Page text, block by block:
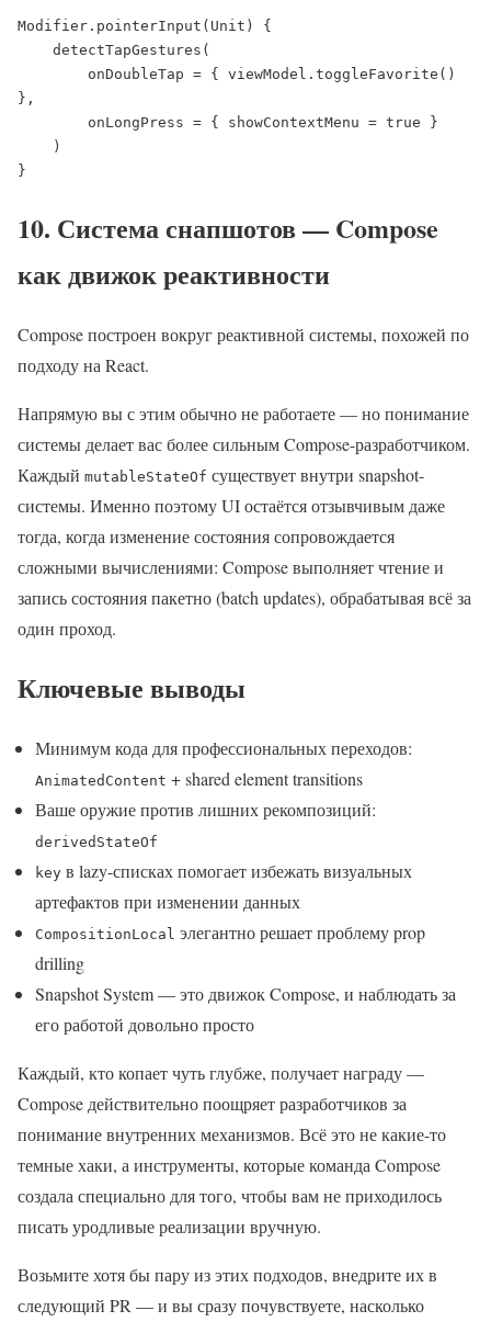
Modifier.pointerInput(Unit) {
},
}
10. Система снапшотов — Compose
как движок реактивности
Compose построен вокруг реактивной системы, похожей по
подходу на React.
Напрямую вы с этим обычно не работаете — но понимание
системы делает вас более сильным Compose-разработчиком.
Каждый mutableStateOf существует внутри snapshot-
системы. Именно поэтому UI остаётся отзывчивым даже
тогда, когда изменение состояния сопровождается
сложными вычислениями: Compose выполняет чтение и
запись состояния пакетно (batch updates), обрабатывая всё за
один проход.
Ключевые выводы
Минимум кода для профессиональных переходов:
AnimatedContent + shared element transitions
Ваше оружие против лишних рекомпозиций:
derivedStateOf
key в lazy-списках помогает избежать визуальных
артефактов при изменении данных
CompositionLocal элегантно решает проблему prop
drilling
Snapshot System — это движок Compose, и наблюдать за
его работой довольно просто
Каждый, кто копает чуть глубже, получает награду —
Compose действительно поощряет разработчиков за
понимание внутренних механизмов. Всё это не какие-то
темные хаки, а инструменты, которые команда Compose
создала специально для того, чтобы вам не приходилось
писать уродливые реализации вручную.
Возьмите хотя бы пару из этих подходов, внедрите их в
следующий PR — и вы сразу почувствуете, насколько